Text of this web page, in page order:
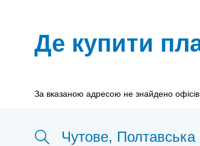
Де купити
За вказаною адресою не знайдено